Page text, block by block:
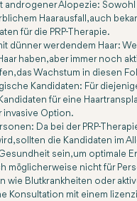
androgener Alopezie:
Haarausfall, auch
für die PRP-Therapie.
dünner werdendem Haar:
haben, aber immer noch
das Wachstum in diesen
Kandidaten: Für
für eine
invasive Option.
Da bei der PRP-
sollten die Kandidaten im
sein, um optimale
möglicherweise nicht für
wie Blutkrankheiten oder
Konsultation mit einem